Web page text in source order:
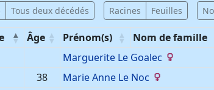
Tous deux décédés Racines Feuilles
Âge Prénom(s) Nom de famille
Marguerite Le Goalec
38 Marie Anne Le Noc